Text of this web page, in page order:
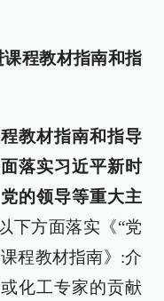
程教材指南和指
教材指南和指导
落实习近平新时
的领导等重大主
下方面落实《“党
程教材指南》:介
化工专家的贡献